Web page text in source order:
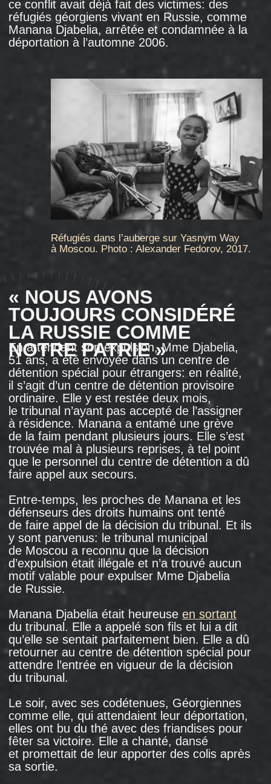
Alors qu’une foule se rassemblait autour du
bâtiment, à l’intérieur du foyer, les hommes
en civil ont fait irruption dans les chambres
et en ont expulsé les résidents, parmi lesquels
se trouvaient des réfugiés d’Abkhazie. Les
personnes expulsées de leur chambre, dont
en civil. En signe de protestation, une femme
s’est aspergée d’essence au beau milieu
du couloir et a brandi un briquet.
Ce pogrom a mis fin à une confrontation qui
avait duré deux ans. Le foyer, qui appartenait
était devenu un refuge pour des réfugiés
d’Abkhazie, d’Arménie et d’Azerbaïdjan au
début des années 1990. Mais en 2004, le
bâtiment avait ététransféréau Service fédéral
d’exécution des peines (FSIN) afin que des
agents des forces de l’ordre venant d’autres
régions puissent y être hébergés. Selon des
documents, l’immeuble était alors considéré
comme libre de tout résident. Depuis lors, les
agents du FSIN avaient tenté tenté d’expulser
l’usine de confection venus d’autres régions.
Au cours de l'été 2008, commel’ont écritdes
journalistes, les forces de sécurité ont "
Lamara Gegetchkori, une réfugiée abkhaze
de 54 ans qui vivait dans ce foyer depuis plus
de dix ans, a vécu cet assaut avec son petit-
fils d’un an dans ses bras. Elle se souvient
avoir observé depuis la fenêtre de la chambre
de sa voisine, également réfugiée originaire
d’Abkhazie, ces hommes encercler le bâtiment
en pulvérisant des gaz asphyxiants. " J’ai
regardé par la fenêtre en tenant le petit d’une
main. J’ai pris un pot de fleurs par la fenêtre.
J’ai dit à ma voisine: ne t’offusque pas, c’est
une belle fleur. Et je l’ai jeté sur eux ",
se souvient-elle.
Lamara Gegetchkori est née et a grandi dans
la ville abkhaze d’Otchamtchira, et elle
appartient à l’ethnie mingrélienne (un des
peuples qui vivent sur le territoire géorgien).
En 1993, pendant la guerre en Abkhazie, elle
a fui avec son mari et ses enfants vers la ville
géorgienne de Zougdidi, située près
d’Otchamtchira, devenue un refuge pour
Pendant un temps, la famille de Lamara
a essayé de vivre en Géorgie, mais les liens
avec la Russie étaient plus forts: Lamara
y avait fait ses études dans sa jeunesse
les opportunités étaient plus nombreuses à
Moscou que dans la Tbilissi post-soviétique:
" Ça n’allait jamais mal à Moscou ", dit Lamara.
" C'était toujours bien. Toute ma vie, le pays
tout entier avait travaillé pour Moscou ".
Lamara Gegetchkori a décidé d’aller à Moscou
bien qu’elle ait toujours été convaincue que les
troupes russes étaient du côté de l’Abkhazie
Violetta Mikia et sa famille vivent toujours
dans cette auberge. Photo : Alexander
Fedorov, 2017.